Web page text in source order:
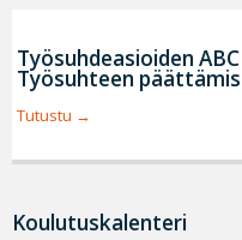
Työsuhdeasioiden ABC
Työsuhteen
Tutustu
Koulutuskalenteri